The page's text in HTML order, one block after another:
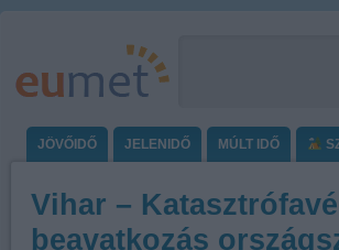
JÖVŐIDŐ JELENIDŐ MÚLT IDŐ
Vihar –
beavatkozás